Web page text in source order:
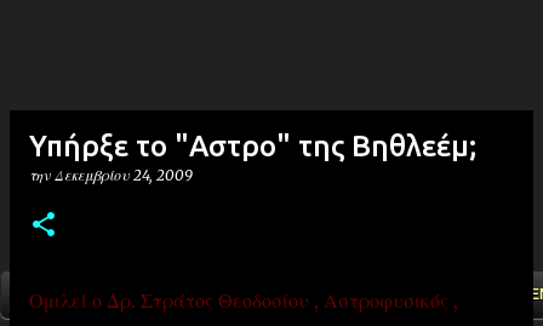
ΑΡΧΙΚΗ YOUTUBE FACEBOOK
Υπήρξε το "Αστρο" της Βηθλεέμ;
την Δεκεμβρίου 24, 2009
Ομιλεί ο Δρ. Στράτος Θεοδοσίου , Αστροφυσικός ,